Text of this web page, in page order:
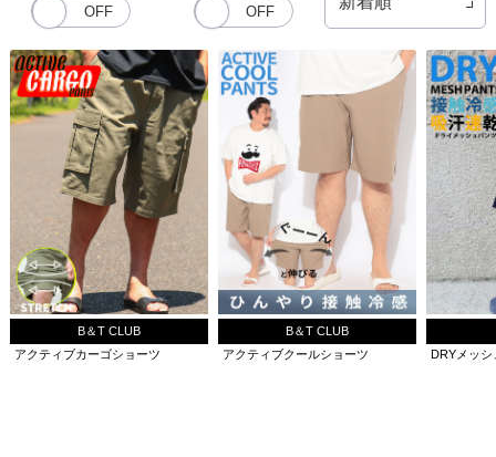
B＆T CLUB
アクティブカーゴショーツ
B＆T CLUB
アクティブクールショーツ
DRYメッシ